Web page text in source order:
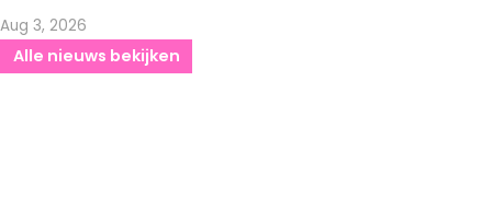
Aug 3, 2026
Alle nieuws bekijken